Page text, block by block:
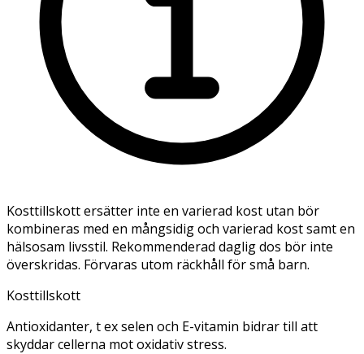
Kosttillskott ersätter inte en varierad kost utan bör
kombineras med en mångsidig och varierad kost samt en
hälsosam livsstil. Rekommenderad daglig dos bör inte
överskridas. Förvaras utom räckhåll för små barn.
Kosttillskott
Antioxidanter, t ex selen och E-vitamin bidrar till att
skyddar cellerna mot oxidativ stress.